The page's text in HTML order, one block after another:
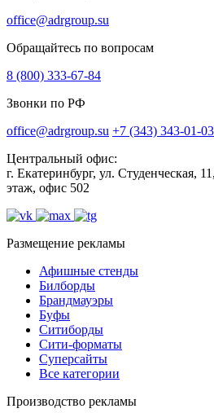
office@adrgroup.su
Обращайтесь по вопросам
8 (800) 333-67-84
Звонки по РФ
office@adrgroup.su +7 (343) 343-01-03
Центральный офис:
г. Екатеринбург, ул. Студенческая,
этаж, офис 502
Размещение рекламы
Афишные стенды
Билборды
Брандмауэры
Буфы
Ситиборды
Сити-форматы
Суперсайты
Все категории
Производство рекламы